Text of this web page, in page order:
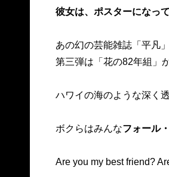
彼女は、ポスターになっ
あの幻の芸能雑誌「平凡
第三弾は「花の82年組」
ハワイの海のような深く
ボクらはみんなフォール
Are you my best friend?